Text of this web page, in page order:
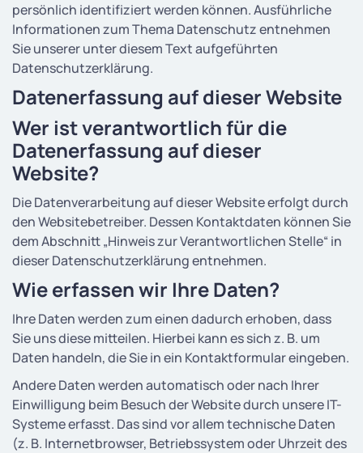
persönlich identifiziert werden können. Ausführliche
Informationen zum Thema Datenschutz entnehmen
Sie unserer unter diesem Text aufgeführten
Datenschutzerklärung.
Datenerfassung auf dieser Website
Wer ist verantwortlich für die
Datenerfassung auf dieser
Website?
Die Datenverarbeitung auf dieser Website erfolgt durch
den Websitebetreiber. Dessen Kontaktdaten können Sie
dem Abschnitt „Hinweis zur Verantwortlichen Stelle“ in
dieser Datenschutzerklärung entnehmen.
Wie erfassen wir Ihre Daten?
Ihre Daten werden zum einen dadurch erhoben, dass
Sie uns diese mitteilen. Hierbei kann es sich z. B. um
Daten handeln, die Sie in ein Kontaktformular eingeben.
Andere Daten werden automatisch oder nach Ihrer
Einwilligung beim Besuch der Website durch unsere IT-
Systeme erfasst. Das sind vor allem technische Daten
(z. B. Internetbrowser, Betriebssystem oder Uhrzeit des